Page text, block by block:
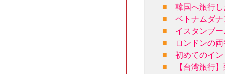
■
韓国へ旅行
■
ベトナムダ
■
イスタンブ
■
ロンドンの
■
初めてのイ
■
【台湾旅行